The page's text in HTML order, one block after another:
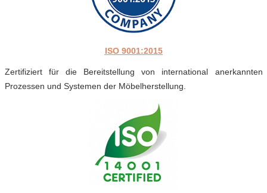
ISO 9001:2015
Zertifiziert für die Bereitstellung von international anerkannten
Prozessen und Systemen der Möbelherstellung.